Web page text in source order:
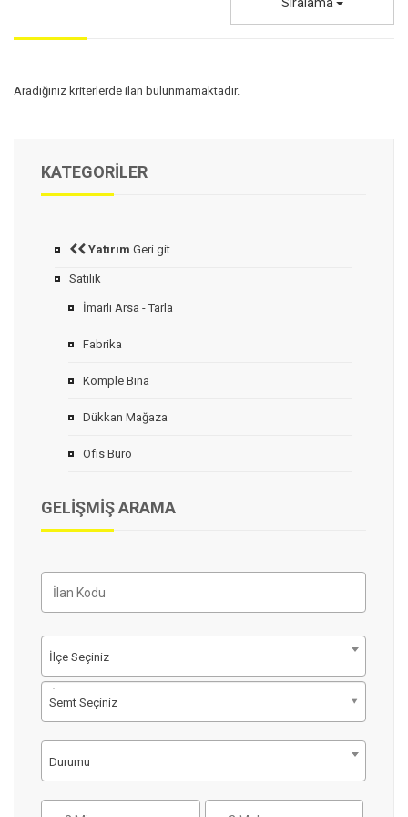
Aradığınız kriterlerde ilan bulunmamaktadır.
KATEGORILER
Yatırım Geri git
Satılık
İmarlı Arsa - Tarla
Fabrika
Komple Bina
Dükkan Mağaza
Ofis Büro
GELIŞMIŞ ARAMA
İlçe Seçiniz
Semt Seçiniz
Durumu